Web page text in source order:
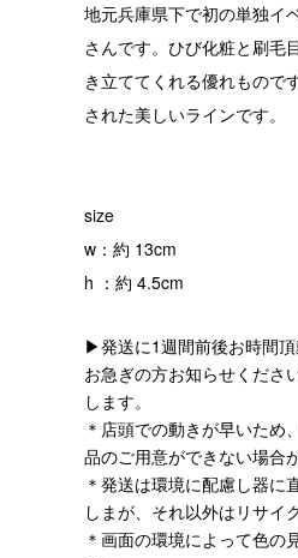
地元兵庫県下で初の単独イ
さんです。ひび化粧と刷毛
き立ててくれる優れもので
された美しいラインです。
size
w：約 13cm
h ：約 4.5cm
▶発送に1週間前後お時間
お急ぎの方お知らせくださ
します。
＊店頭での動きが早いため
品のご用意ができない場合
＊発送は環境に配慮し器に
しまが、それ以外はリサイ
＊画面の環境によって色の